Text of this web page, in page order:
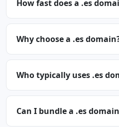
How fast does a .es
Why choose a .es
Who typically uses .es
Can I bundle a .es